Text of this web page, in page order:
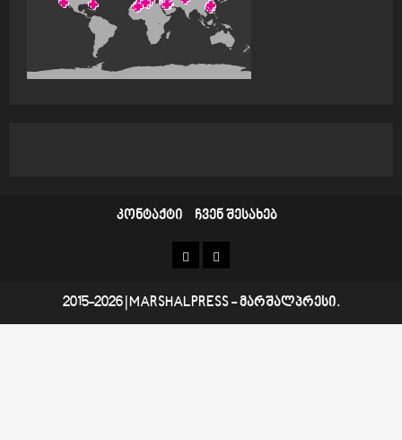
კონტაქტი ჩვენ შესახებ
კონტაქტი
ჩვენ
2015-2026 MARSHALPRESS- მარშალპრესი.